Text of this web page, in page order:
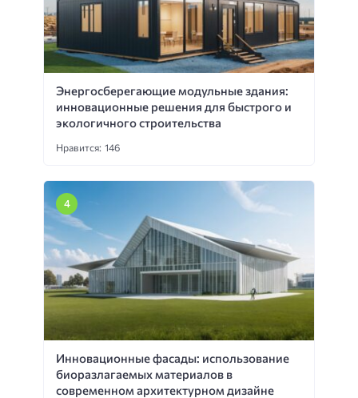
Энергосберегающие модульные здания:
инновационные решения для быстрого и
экологичного строительства
Нравится: 146
Инновационные фасады: использование
биоразлагаемых материалов в
современном архитектурном дизайне